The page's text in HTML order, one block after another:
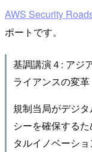
AWS Security
ポートです。
基調講演４: アジ
ライアンスの変革
規制当局がデジ
シーを確保する
タルイノベーシ